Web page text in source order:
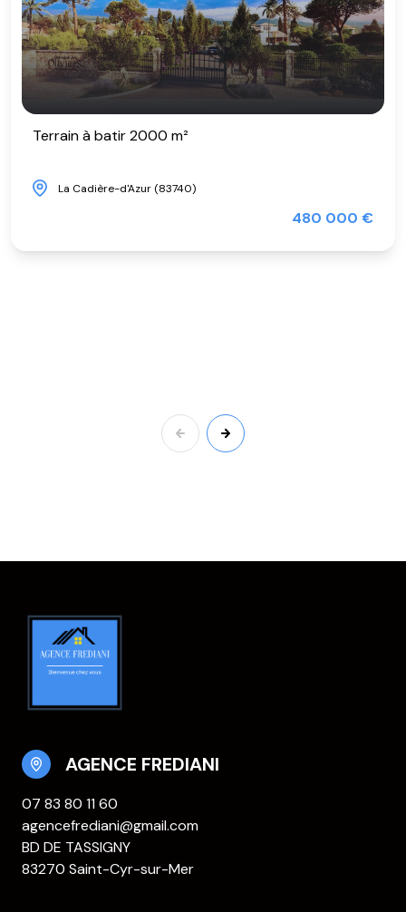
Terrain à batir 2000 m²
La Cadière-d'Azur (83740)
480 000 €
AGENCE FREDIANI
07 83 80 11 60
agencefrediani@gmail.com
BD DE TASSIGNY
83270 Saint-Cyr-sur-Mer